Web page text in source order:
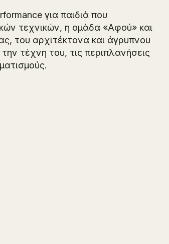
για παιδιά που
τεχνικών, η ομάδα «Αφού» και
του αρχιτέκτονα και άγρυπνου
τέχνη του, τις περιπλανήσεις